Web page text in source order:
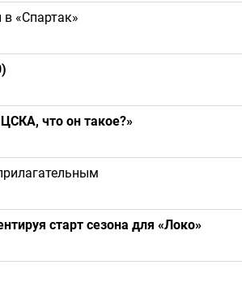
«Спартак»
что он такое?»
старт сезона для «Локо»